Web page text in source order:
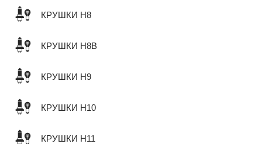
КРУШКИ H8
КРУШКИ H8B
КРУШКИ H9
КРУШКИ H10
КРУШКИ H11